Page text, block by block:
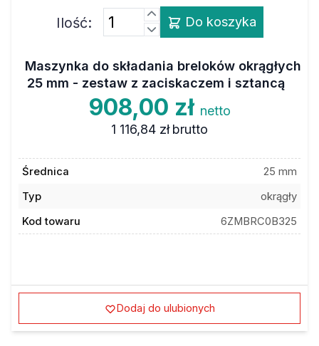
Ilość: Do koszyka
Maszynka do składania breloków okrągłych
25 mm - zestaw z zaciskaczem i sztancą
908,00 zł netto
1 116,84 zł brutto
Średnica
25 mm
Typ
okrągły
Kod towaru
6ZMBRC0B325
Dodaj do ulubionych